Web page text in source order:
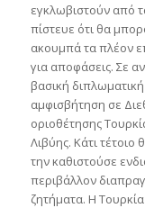
εγκλωβιστούν από
πίστευε ότι θα
ακουμπά τα πλέον
για αποφάσεις. Σε
βασική διπλωματική
αμφισβήτηση σε
οριοθέτησης
Λιβύης. Κάτι
την καθιστούσε
περιβάλλον
ζητήματα. Η